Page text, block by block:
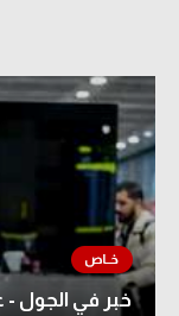
خبر في الجول -